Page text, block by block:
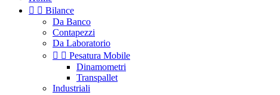
  Bilance
Da Banco
Contapezzi
Da Laboratorio
  Pesatura Mobile
Dinamometri
Transpallet
Industriali